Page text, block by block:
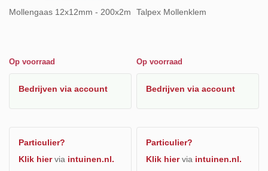
Mollengaas 12x12mm - 200x2m
Op voorraad
Bedrijven via account
Particulier?
Klik hiervia intuinen.nl.
Talpex Mollenklem
Op voorraad
Bedrijvenvia account
Particulier?
Klik hiervia intuinen.nl.